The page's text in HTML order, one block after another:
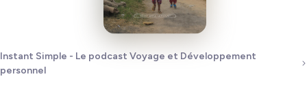
Instant Simple - Le podcast Voyage et Développement
personnel